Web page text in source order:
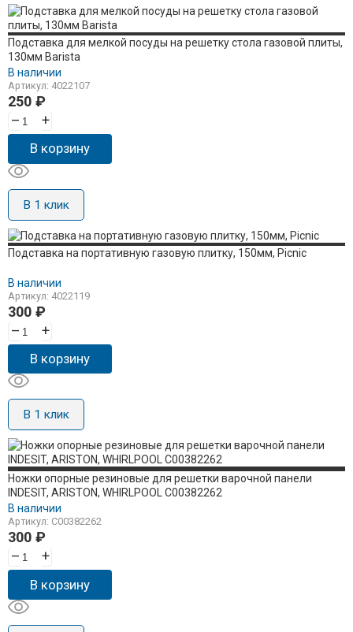
Подставка для мелкой посуды на решетку стола газовой плиты,
130мм Barista
В наличии
Артикул: 4022107
250 ₽
–
+
В корзину
В 1 клик
Подставка на портативную газовую плитку, 150мм, Picnic
В наличии
Артикул: 4022119
300 ₽
–
+
В корзину
В 1 клик
Ножки опорные резиновые для решетки варочной панели
INDESIT, ARISTON, WHIRLPOOL C00382262
В наличии
Артикул: C00382262
300 ₽
–
+
В корзину